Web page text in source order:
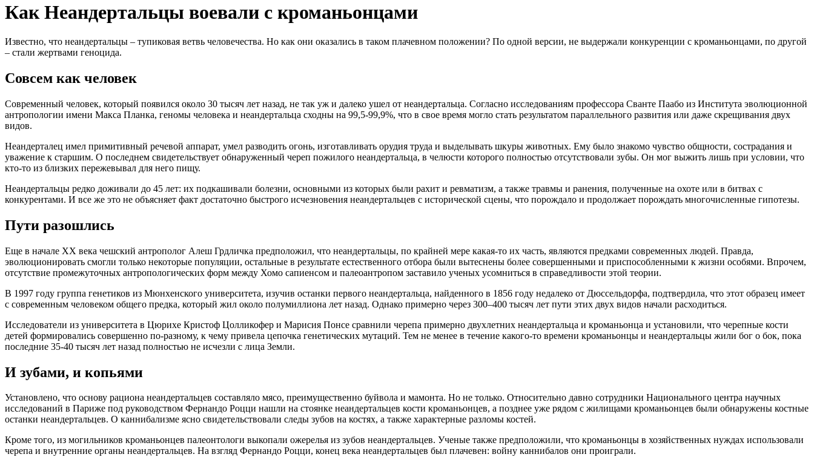
Как Неандертальцы воевали с кроманьонцами
Известно, что неандертальцы – тупиковая ветвь человечества. Но как они оказались в таком плачевном положении? По одной версии, не выдержали конкуренции с кроманьонцами, по другой
– стали жертвами геноцида.
Совсем как человек
Современный человек, который появился около 30 тысяч лет назад, не так уж и далеко ушел от неандертальца. Согласно исследованиям профессора Сванте Паабо из Института эволюционной
антропологии имени Макса Планка, геномы человека и неандертальца сходны на 99,5-99,9%, что в свое время могло стать результатом параллельного развития или даже скрещивания двух
видов.
Неандерталец имел примитивный речевой аппарат, умел разводить огонь, изготавливать орудия труда и выделывать шкуры животных. Ему было знакомо чувство общности, сострадания и
уважение к старшим. О последнем свидетельствует обнаруженный череп пожилого неандертальца, в челюсти которого полностью отсутствовали зубы. Он мог выжить лишь при условии, что
кто-то из близких пережевывал для него пищу.
Неандертальцы редко доживали до 45 лет: их подкашивали болезни, основными из которых были рахит и ревматизм, а также травмы и ранения, полученные на охоте или в битвах с
конкурентами. И все же это не объясняет факт достаточно быстрого исчезновения неандертальцев с исторической сцены, что порождало и продолжает порождать многочисленные гипотезы.
Пути разошлись
Еще в начале XX века чешский антрополог Алеш Грдличка предположил, что неандертальцы, по крайней мере какая-то их часть, являются предками современных людей. Правда,
эволюционировать смогли только некоторые популяции, остальные в результате естественного отбора были вытеснены более совершенными и приспособленными к жизни особями. Впрочем,
отсутствие промежуточных антропологических форм между Хомо сапиенсом и палеоантропом заставило ученых усомниться в справедливости этой теории.
В 1997 году группа генетиков из Мюнхенского университета, изучив останки первого неандертальца, найденного в 1856 году недалеко от Дюссельдорфа, подтвердила, что этот образец имеет
с современным человеком общего предка, который жил около полумиллиона лет назад. Однако примерно через 300–400 тысяч лет пути этих двух видов начали расходиться.
Исследователи из университета в Цюрихе Кристоф Цолликофер и Марисия Понсе сравнили черепа примерно двухлетних неандертальца и кроманьонца и установили, что черепные кости
детей формировались совершенно по-разному, к чему привела цепочка генетических мутаций. Тем не менее в течение какого-то времени кроманьонцы и неандертальцы жили бог о бок, пока
последние 35-40 тысяч лет назад полностью не исчезли с лица Земли.
И зубами, и копьями
Установлено, что основу рациона неандертальцев составляло мясо, преимущественно буйвола и мамонта. Но не только. Относительно давно сотрудники Национального центра научных
исследований в Париже под руководством Фернандо Роцци нашли на стоянке неандертальцев кости кроманьонцев, а позднее уже рядом с жилищами кроманьонцев были обнаружены костные
останки неандертальцев. О каннибализме ясно свидетельствовали следы зубов на костях, а также характерные разломы костей.
Кроме того, из могильников кроманьонцев палеонтологи выкопали ожерелья из зубов неандертальцев. Ученые также предположили, что кроманьонцы в хозяйственных нуждах использовали
черепа и внутренние органы неандертальцев. На взгляд Фернандо Роцци, конец века неандертальцев был плачевен: войну каннибалов они проиграли.